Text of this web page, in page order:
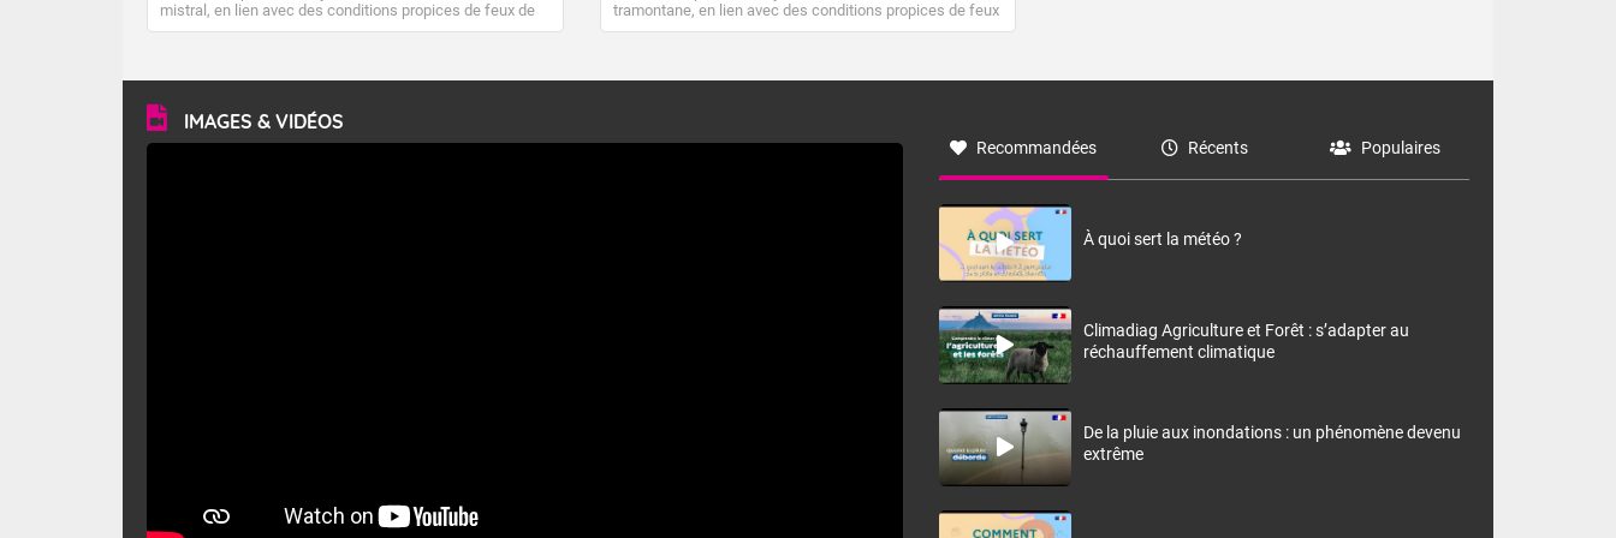
mistral, en lien avec des conditions propices de feux de
forêt. Mais qu'est-ce que le mistral ? Quelles sont ses
vitesse moyenne de 50 km/h et atteindre 80 à 100 km/h
en rafales, parfois davantage. Il parcourt la basse vallée
du Rhône et la Provence et envahit le littoral
méditerranéen à partir de la Camargue.
tramontane, en lien avec des conditions propices de feux
de forêt. Mais qu'est-ce que la tramontane ? Quelles sont
à nord-ouest, dans un secteur qui part du Roussillon à la
monts, en allusion aux régions montagneuses d’où
IMAGES & VIDÉOS
Recommandées Récents Populaires
À quoi sert la météo ?
Climadiag Agriculture et Forêt : s’adapter au
réchauffement climatique
De la pluie aux inondations : un phénomène devenu
extrême